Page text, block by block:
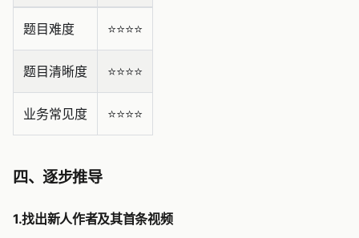
题目难度 ⭐️⭐️⭐️⭐️
题目清晰度 ⭐️⭐️⭐️⭐️
业务常见度 ⭐️⭐️⭐️⭐️
四、逐步推导
1.找出新人作者及其首条视频